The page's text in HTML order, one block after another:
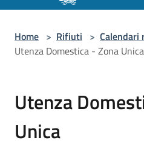
Home > Rifiuti >
Utenza Domestica - Zona Unica
Utenza
Unica